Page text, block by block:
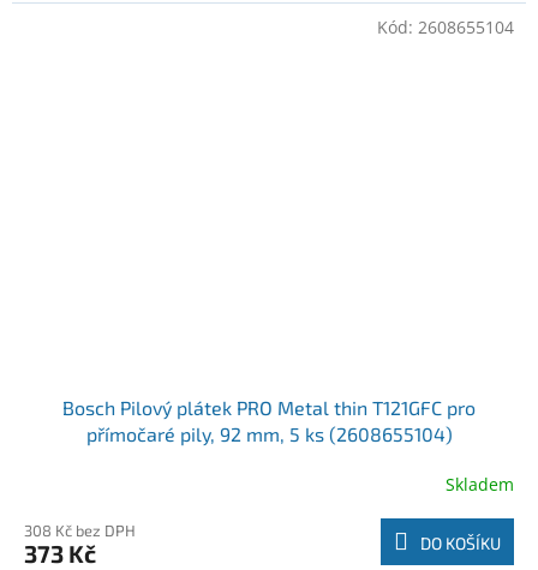
Bosch Pilový plátek PRO Metal thin T121GFC pro
přímočaré pily, 92 mm, 5 ks (2608655104)
Skladem
308 Kč bez DPH
373 Kč DO KOŠÍKU
Kód: 2608655104